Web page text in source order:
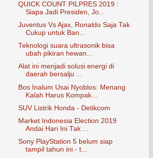
QUICK COUNT PILPRES 2019 :
Siapa Jadi Presiden, Jo...
Juventus Vs Ajax, Ronaldo Saja Tak
Cukup untuk Ban...
Teknologi suara ultrasonik bisa
ubah pikiran hewan...
Alat ini menjadi solusi energi di
daerah bersalju ...
Bos Inalum Usai Nyoblos: Menang
Kalah Harus Kompak...
SUV Listrik Honda - Detikcom
Market Indonesia Election 2019
Andai Hari Ini Tak ...
Sony PlayStation 5 belum siap
tampil tahun ini - t...